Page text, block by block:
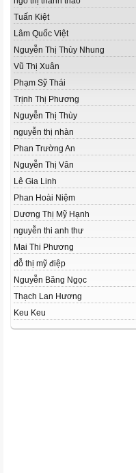
Tuấn Kiệt
Lâm Quốc Việt
Nguyễn Thị Thùy Nhung
Vũ Thị Xuân
Phạm Sỹ Thái
Trịnh Thị Phương
Nguyễn Thị Thùy
nguyễn thị nhàn
Phan Trường An
Nguyễn Thị Vân
Lê Gia Linh
Phan Hoài Niệm
Dương Thị Mỹ Hạnh
nguyễn thi anh thư
Mai Thi Phương
đỗ thị mỹ điệp
Nguyễn Băng Ngọc
Thạch Lan Hương
Keu Keu